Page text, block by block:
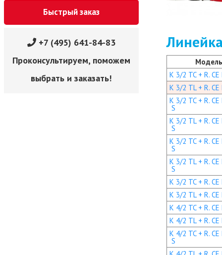
Быстрый заказ
+7 (495) 641-84-83
Проконсультируем, поможем
выбрать и заказать!
K 3/2 TC + R. CE
K 3/2 TL + R. CE
K 3/2 TC + R.
S
K 3/2 TL + R.
S
K 3/2 TC + R.
S
K 3/2 TL + R.
S
K 3/2 TC + R. CE
K 3/2 TL + R. CE
K 4/2 TC + R. CE
K 4/2 TL + R. CE
K 4/2 TC + R.
S